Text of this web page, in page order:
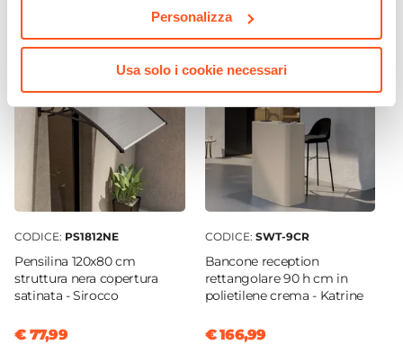
Personalizza
Usa solo i cookie necessari
Caratteristiche
Resistente ai raggi UV
CODICE: PS1812NE
Pensilina 120x80 cm
struttura nera copertura
satinata - Sirocco
€ 77,99
CODICE: SWT-9CR
Bancone reception
rettangolare 90 h cm in
polietilene crema - Katrine
€ 166,99